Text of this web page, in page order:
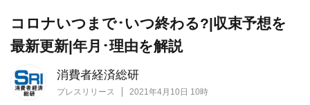
消費者経済総研
プレスリリース 2021年4月10日 10時
コロナいつまで･いつ終わる?|収束予想を
最新更新|年月･理由を解説